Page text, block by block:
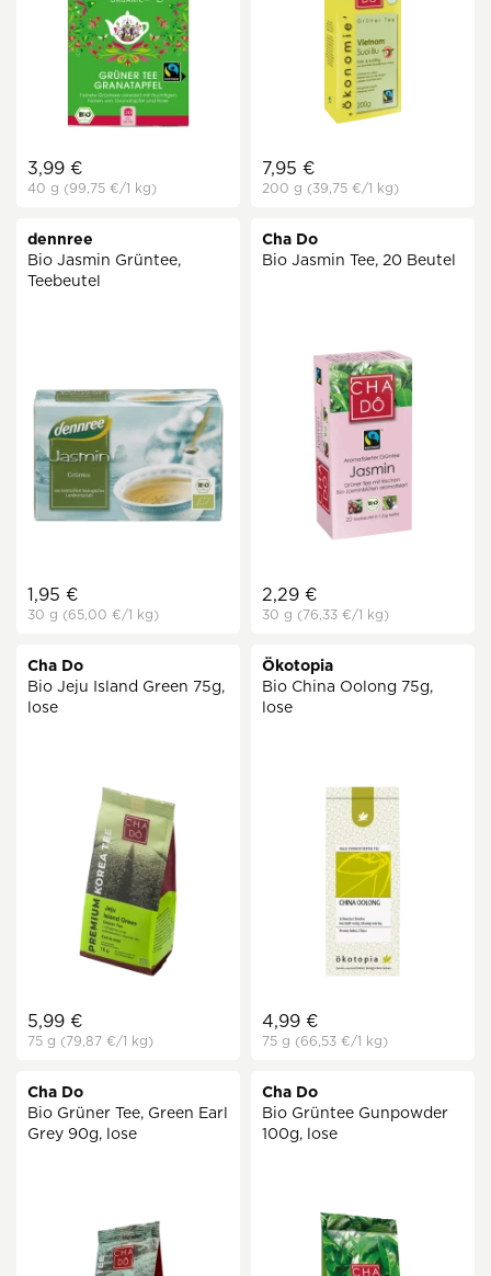
3,99 €
40 g (99,75 €/1 kg)
7,95 €
200 g (39,75 €/1 kg)
dennree
Bio Jasmin Grüntee,
Teebeutel
1,95 €
30 g (65,00 €/1 kg)
Cha Do
Bio Jasmin Tee, 20 Beutel
2,29 €
30 g (76,33 €/1 kg)
Cha Do
Bio Jeju Island Green 75g,
lose
5,99 €
75 g (79,87 €/1 kg)
Ökotopia
Bio China Oolong 75g,
lose
4,99 €
75 g (66,53 €/1 kg)
Cha Do
Bio Grüner Tee, Green Earl
Grey 90g, lose
Cha Do
Bio Grüntee Gunpowder
100g, lose